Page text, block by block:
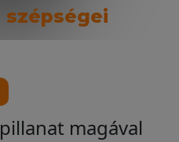
szépségei
magával